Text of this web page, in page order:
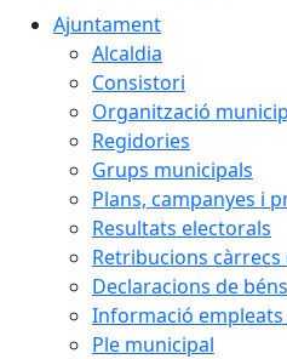
Ajuntament
Alcaldia
Consistori
Organització
Regidories
Grups municipals
Plans, campanyes i
Resultats electorals
Retribucions càrrecs
Declaracions de
Informació
Ple municipal